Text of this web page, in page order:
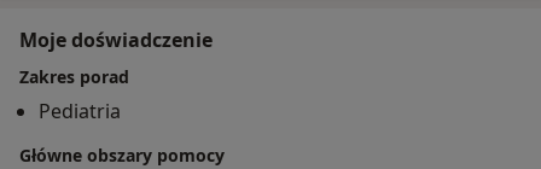
Moje doświadczenie
Zakres porad
Pediatria
Główne obszary pomocy